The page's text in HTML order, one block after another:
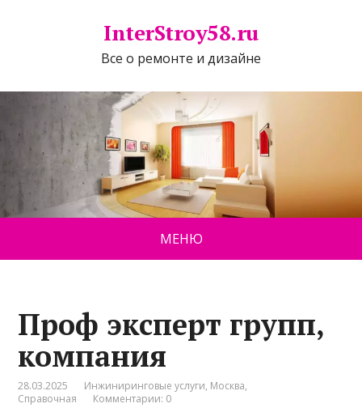
InterStroy58.ru
Все о ремонте и дизайне
МЕНЮ
Проф эксперт групп,
компания
28.03.2025 Инжиниринговые услуги, Москва,
Справочная
Комментарии: 0